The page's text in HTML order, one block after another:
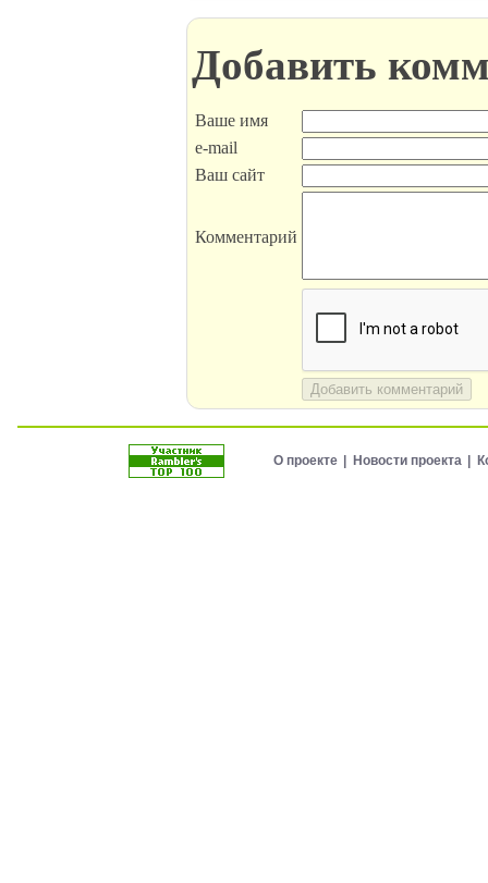
Добавить
Ваше имя
e-mail
Ваш сайт
Комментарий
Добавить комментарий
О проекте Новости проекта